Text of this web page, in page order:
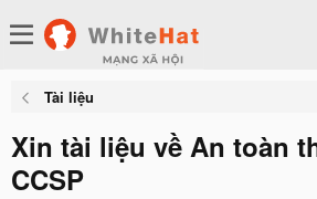
Tài liệu
Xin tài liệu về An toàn
CCSP